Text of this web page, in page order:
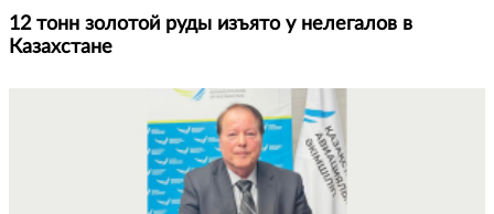
12 тонн золотой руды изъято у нелегалов в
Казахстане